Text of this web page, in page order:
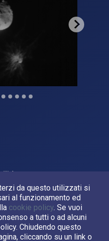
da questo utilizzati si
al funzionamento ed
cookie policy. Se vuoi
a tutti o ad alcuni
Chiudendo questo
cliccando su un link o
P.Iva 03638121008